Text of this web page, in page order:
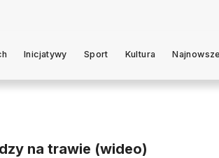
Inicjatywy Sport Kultura Najnowsze
na trawie (wideo)